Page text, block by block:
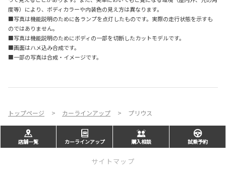
度等）により、ボディカラーや内装色の見え方は異なります。
■写真は機能説明のために各ランプを点灯したものです。実際の走行状態を示すも
のではありません。
■写真は機能説明のためにボディの一部を切断したカットモデルです。
■画面はハメ込み合成です。
■一部の写真は合成・イメージです。
トップページ カーラインアップ プリウス
店舗一覧 カーラインアップ 購入相談 試乗予約
サイトマップ